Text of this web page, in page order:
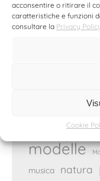
acconsentire o ritirare il
caratteristiche e funzioni
consultare la Privacy
Cookie
Tag
fotografia
make-up
modelle
musica natura